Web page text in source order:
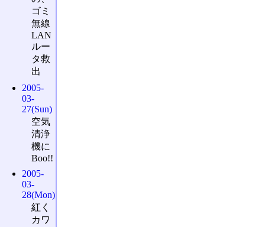
ゴミ
無線
LAN
ルー
タ救
出
2005-
03-
27(Sun)
空気
清浄
機に
Boo!!
2005-
03-
28(Mon)
紅く
カワ